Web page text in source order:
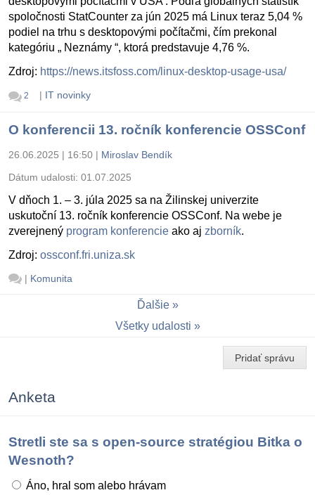
spoločnosti StatCounter za jún 2025 má Linux teraz 5,04 %
podiel na trhu s desktopovými počítačmi, čím prekonal
kategóriu „ Neznámy “, ktorá predstavuje 4,76 %.
Zdroj: https://news.itsfoss.com/linux-desktop-usage-usa/
2 | IT novinky
O konferencii 13. ročník konferencie OSSConf
26.06.2025 | 16:50 | Miroslav Bendík
Dátum udalosti: 01.07.2025
V dňoch 1. – 3. júla 2025 sa na Žilinskej univerzite
uskutoční 13. ročník konferencie OSSConf. Na webe je
zverejnený program konferencie ako aj zborník.
Zdroj: ossconf.fri.uniza.sk
| Komunita
Ďalšie
Všetky udalosti
Pridať správu
Anketa
Stretli ste sa s open-source stratégiou Bitka o
Wesnoth?
Áno, hral som alebo hrávam